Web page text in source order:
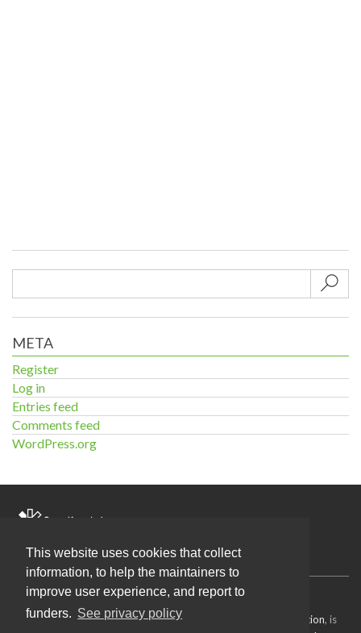
This website uses cookies that collect
information, to help the maintainers to
improve user experience, and report to
funders. See privacy policy
META
Register
Log in
Entries feed
Comments feed
WordPress.org
Home
Source codeavailable under the MIT license.
Content on this site, made by
Open Knowledge Foundation, is